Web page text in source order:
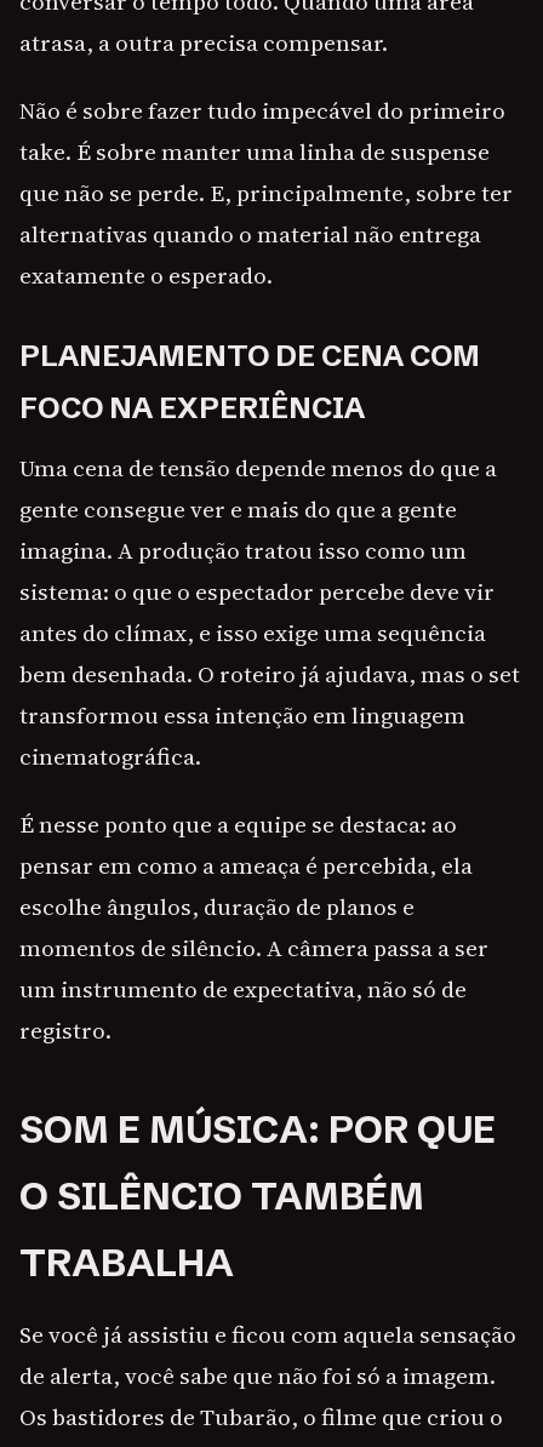
atrasa, a outra precisa compensar.
Não é sobre fazer tudo impecável do primeiro
take. É sobre manter uma linha de suspense
que não se perde. E, principalmente, sobre ter
alternativas quando o material não entrega
exatamente o esperado.
PLANEJAMENTO DE CENA COM
FOCO NA EXPERIÊNCIA
Uma cena de tensão depende menos do que a
gente consegue ver e mais do que a gente
imagina. A produção tratou isso como um
sistema: o que o espectador percebe deve vir
antes do clímax, e isso exige uma sequência
bem desenhada. O roteiro já ajudava, mas o set
transformou essa intenção em linguagem
cinematográfica.
É nesse ponto que a equipe se destaca: ao
pensar em como a ameaça é percebida, ela
escolhe ângulos, duração de planos e
momentos de silêncio. A câmera passa a ser
um instrumento de expectativa, não só de
registro.
SOM E MÚSICA: POR QUE
O SILÊNCIO TAMBÉM
TRABALHA
Se você já assistiu e ficou com aquela sensação
de alerta, você sabe que não foi só a imagem.
Os bastidores de Tubarão, o filme que criou o